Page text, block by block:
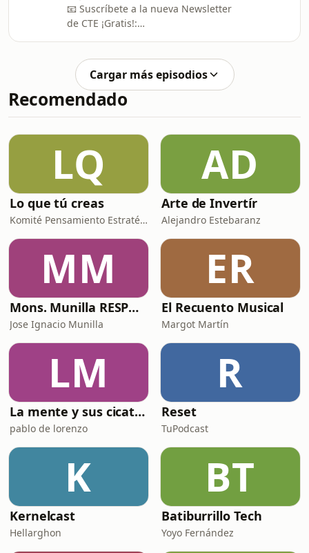
lopez/🌐 ¿Te interesa ser socio de
Javier?: https://franquiciajuridica.es/--
---------------------------
📧 Suscríbete a la nueva Newsletter
de CTE ¡Gratis!:
---------------------------------------------------
---------------------➡️ Cancela tus Deudas
sin pagarlas por LEY:
https://www.areajuridicaglobal.com/javier-
Javier?: https://franquiciajuridica.es/--
---------------------------
Cargar más episodios
Recomendado
LQ
Lo que tú creas
Komité Pensamiento Estratégico
AD
Arte de Invertír
Alejandro Estebaranz
MM
Mons. Munilla RESPONDE
Jose Ignacio Munilla
ER
El Recuento Musical
Margot Martín
LM
La mente y sus cicatrices
pablo de lorenzo
R
Reset
TuPodcast
K
Kernelcast
Hellarghon
BT
Batiburrillo Tech
Yoyo Fernández